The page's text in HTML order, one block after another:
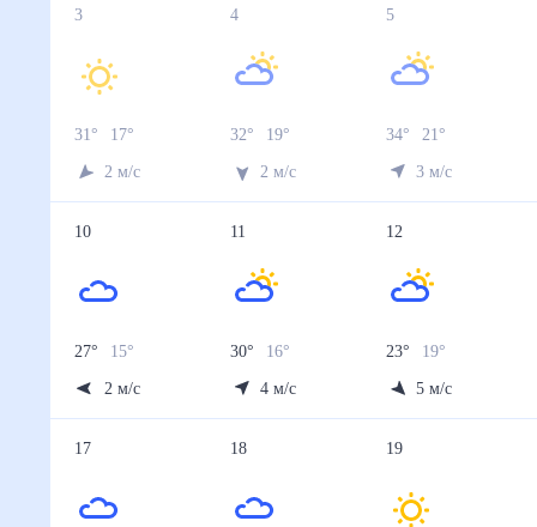
3
31° 17°
2 м/с
4
32° 19°
2 м/с
5
34° 21°
3 м/с
10
27° 15°
2 м/с
11
30° 16°
4 м/с
12
23° 19°
5 м/с
17 18 19